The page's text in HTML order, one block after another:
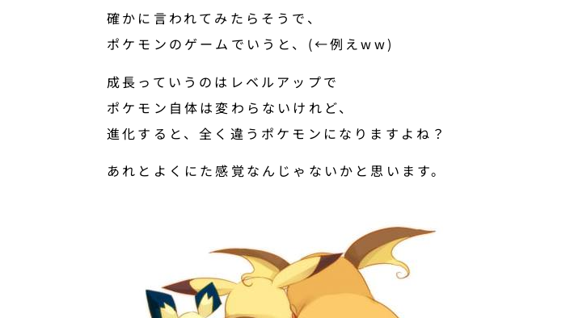
確かに言われてみたらそうで、
ポケモンのゲームでいうと、(←例えww)
成長っていうのはレベルアップで
ポケモン自体は変わらないけれど、
進化すると、全く違うポケモンになりますよね？
あれとよくにた感覚なんじゃないかと思います。